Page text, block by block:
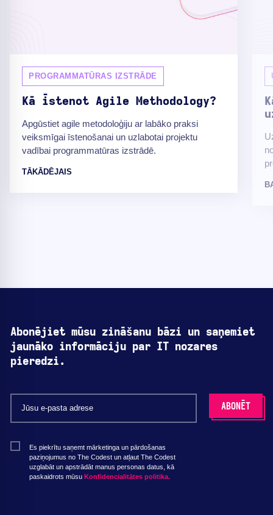
PROGRAMMATŪRAS IZSTRĀDE
Kā īstenot Agile Methodology?
Apgūstiet agile metodoloģiju ar labāko praksi
veiksmīgai īstenošanai un uzlabotai projektu
vadībai programmatūras izstrādē.
TĀKĀDĒJAIS
Abonējiet mūsu zināšanu bāzi un saņemiet
jaunāko informāciju par IT nozares
pieredzi.
Es piekrītu saņemt mārketinga un pārdošanas
paziņojumus no The Codest un atļaut The Codest
uzglabāt un apstrādāt manus personas datus, kā
paskaidrots mūsu Konfidencialitātes politika.